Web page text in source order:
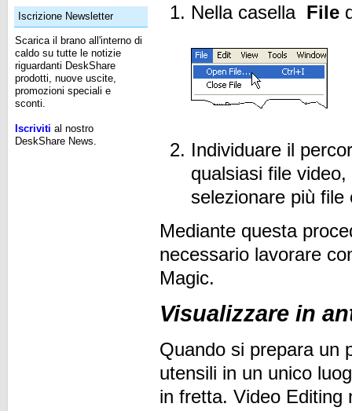
Iscrizione Newsletter
Scarica il brano all'interno di
caldo su tutte le notizie
riguardanti DeskShare
prodotti, nuove uscite,
promozioni speciali e
sconti.
Iscriviti al nostro
DeskShare News.
Nella casella File
Individuare il
qualsiasi file
selezionare più
Mediante questa
necessario lavorare
Magic.
Visualizzare in
Quando si prepara un
utensili in un unico
in fretta. Video Editing